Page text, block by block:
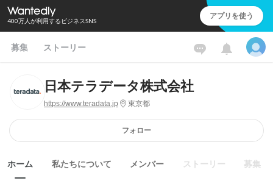
400万人が利用するビジネスSNS アプリを使う
募集 ストーリー
日本テラデータ株式会社
https://www.teradata.jp 東京都
フォロー
ホーム 私たちについて メンバー ストーリー 募集